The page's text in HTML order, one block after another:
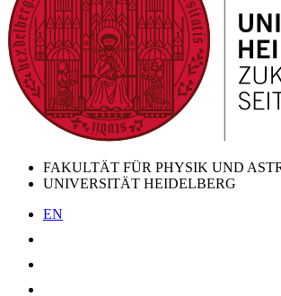
FAKULTÄT FÜR PHYSIK UND
UNIVERSITÄT HEIDELBERG
EN